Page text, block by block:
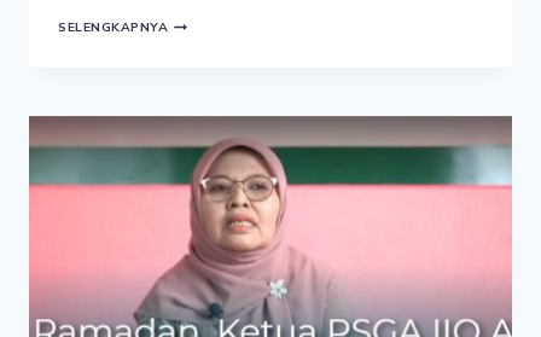
SELENGKAPNYA FENOMENA
IIQ
HENDRA
KHOLID
TEKANKAN
KESEIMBANGAN
ANTARA
IBADAH
DAN
ISRAF